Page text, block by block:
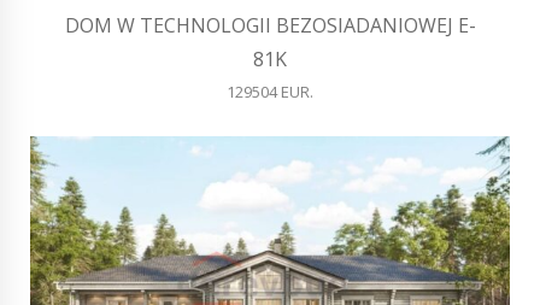
DOM W TECHNOLOGII BEZOSIADANIOWEJ E-
81K
129504 EUR.